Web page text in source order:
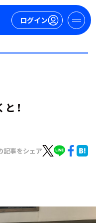
ログイン
！
記事をシェア